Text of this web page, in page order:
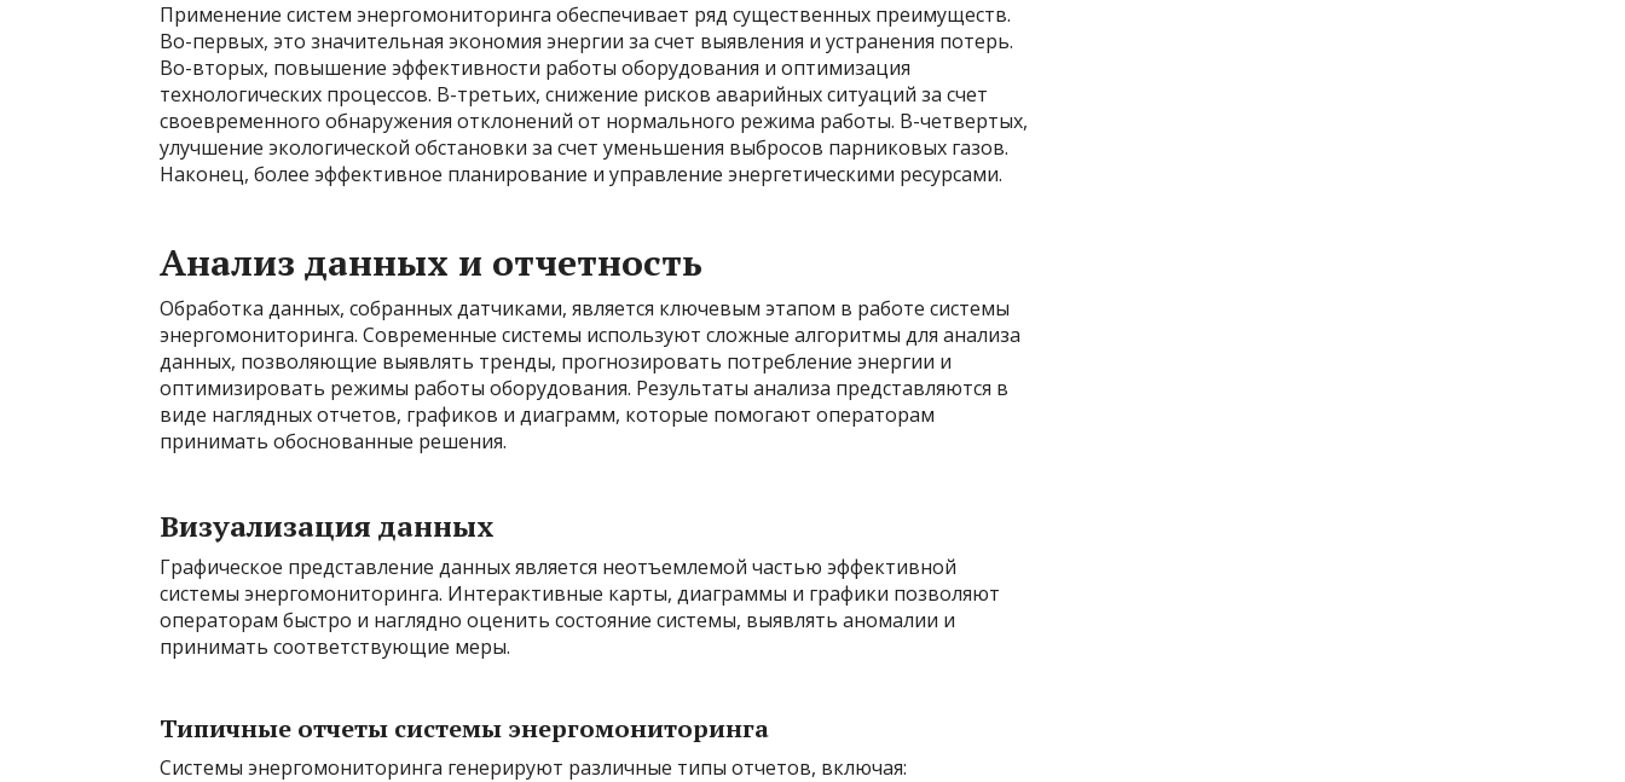
Применение систем энергомониторинга обеспечивает ряд существенных преимуществ.
Во-первых, это значительная экономия энергии за счет выявления и устранения потерь.
Во-вторых, повышение эффективности работы оборудования и оптимизация
технологических процессов. В-третьих, снижение рисков аварийных ситуаций за счет
своевременного обнаружения отклонений от нормального режима работы. В-четвертых,
улучшение экологической обстановки за счет уменьшения выбросов парниковых газов.
Наконец, более эффективное планирование и управление энергетическими ресурсами.
Анализ данных и отчетность
Обработка данных, собранных датчиками, является ключевым этапом в работе системы
энергомониторинга. Современные системы используют сложные алгоритмы для анализа
данных, позволяющие выявлять тренды, прогнозировать потребление энергии и
оптимизировать режимы работы оборудования. Результаты анализа представляются в
виде наглядных отчетов, графиков и диаграмм, которые помогают операторам
принимать обоснованные решения.
Визуализация данных
Графическое представление данных является неотъемлемой частью эффективной
системы энергомониторинга. Интерактивные карты, диаграммы и графики позволяют
операторам быстро и наглядно оценить состояние системы, выявлять аномалии и
принимать соответствующие меры.
Типичные отчеты системы энергомониторинга
Системы энергомониторинга генерируют различные типы отчетов, включая: